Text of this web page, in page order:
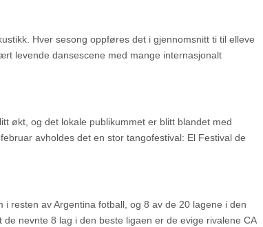
Hver sesong oppføres det i gjennomsnitt ti til elleve
levende dansescene med mange internasjonalt
økt, og det lokale publikummet er blitt blandet med
avholdes det en stor tangofestival: El Festival de
resten av Argentina fotball, og 8 av de 20 lagene i den
nevnte 8 lag i den beste ligaen er de evige rivalene CA